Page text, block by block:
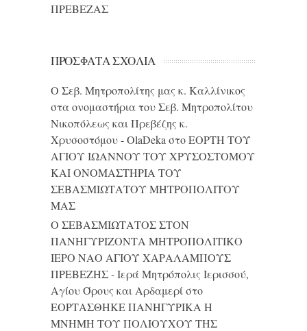
ΠΡΕΒΕΖΑΣ
ΠΡΌΣΦΑΤΑ ΣΧΌΛΙΑ
Ο Σεβ. Μητροπολίτης μας κ. Καλλίνικος
στα ονομαστήρια του Σεβ. Μητροπολίτου
Νικοπόλεως και Πρεβέζης κ.
Χρυσοστόμου - OlaDeka στοΕΟΡΤΗ ΤΟΥ
ΑΓΙΟΥ ΙΩΑΝΝΟΥ ΤΟΥ ΧΡΥΣΟΣΤΟΜΟΥ
ΚΑΙ ONΟΜΑΣΤΗΡΙΑ ΤΟΥ
ΣΕΒΑΣΜΙΩΤΑΤΟΥ ΜΗΤΡΟΠΟΛΙΤΟΥ
ΜΑΣ
Ο ΣΕΒΑΣΜΙΩΤΑΤΟΣ ΣΤΟΝ
ΠΑΝΗΓΥΡΙΖΟΝΤΑ ΜΗΤΡΟΠΟΛΙΤΙΚΟ
ΙΕΡΟ ΝΑΟ ΑΓΙΟΥ ΧΑΡΑΛΑΜΠΟΥΣ
ΠΡΕΒΕΖΗΣ - Ιερά Μητρόπολις Ιερισσού,
Αγίου Όρους και Αρδαμερίστο
ΕΟΡΤΑΣΘΗΚΕ ΠΑΝΗΓΥΡΙΚΑ Η
ΜΝΗΜΗ ΤΟΥ ΠΟΛΙΟΥΧΟΥ ΤΗΣ